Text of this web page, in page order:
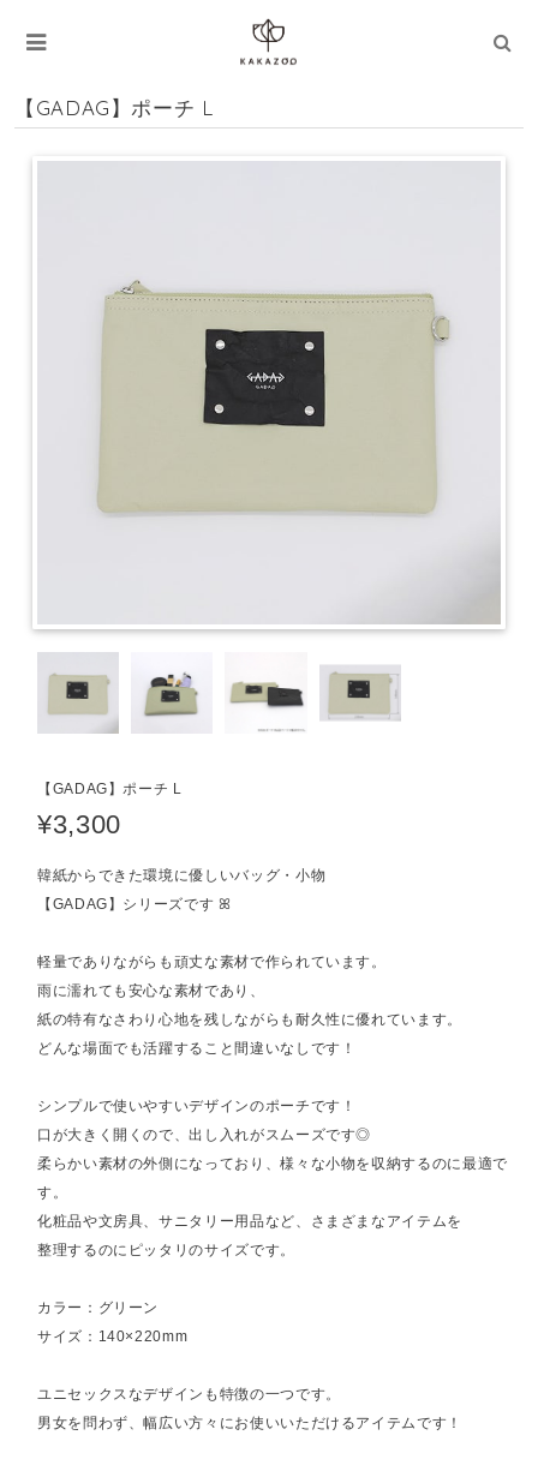
【GADAG】ポーチ L
【GADAG】ポーチ L
¥3,300
韓紙からできた環境に優しいバッグ・小物
【GADAG】シリーズです ꕤ
軽量でありながらも頑丈な素材で作られています。
雨に濡れても安心な素材であり、
紙の特有なさわり心地を残しながらも耐久性に優れています。
どんな場面でも活躍すること間違いなしです！
シンプルで使いやすいデザインのポーチです！
口が大きく開くので、出し入れがスムーズです◎
柔らかい素材の外側になっており、様々な小物を収納するのに最適で
す。
化粧品や文房具、サニタリー用品など、さまざまなアイテムを
整理するのにピッタリのサイズです。
カラー：グリーン
サイズ：140×220mm
ユニセックスなデザインも特徴の一つです。
男女を問わず、幅広い方々にお使いいただけるアイテムです！